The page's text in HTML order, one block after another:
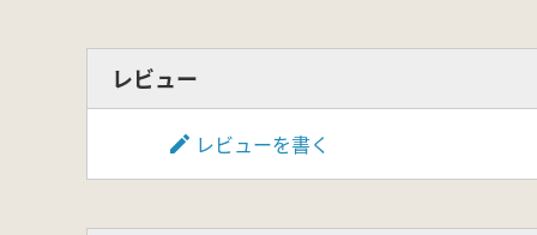
レビュー
レビューを書く